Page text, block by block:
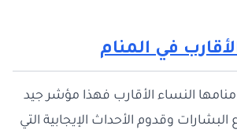
في المنام
منامها النساء الأقارب فهذا مؤشر جيد
وقدوم الأحداث الإيجابية التي